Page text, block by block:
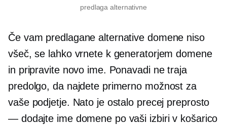
predlaga alternativne
Če vam predlagane alternative domene niso
všeč, se lahko vrnete k generatorjem domene
in pripravite novo ime. Ponavadi ne traja
predolgo, da najdete primerno možnost za
vaše podjetje. Nato je ostalo precej preprosto
— dodajte ime domene po vaši izbiri v košarico